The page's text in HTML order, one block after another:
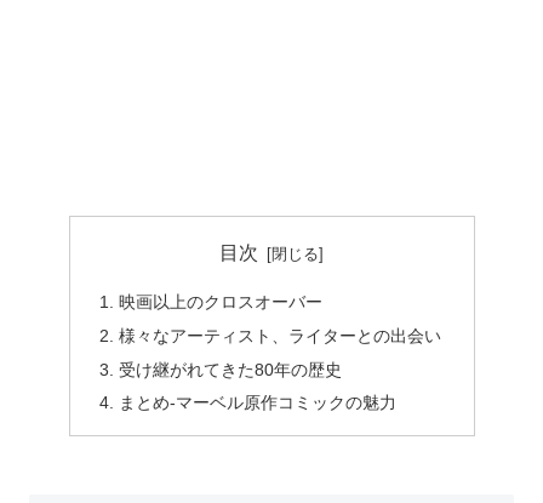
目次
映画以上のクロスオーバー
様々なアーティスト、ライターとの出会い
受け継がれてきた80年の歴史
まとめ-マーベル原作コミックの魅力